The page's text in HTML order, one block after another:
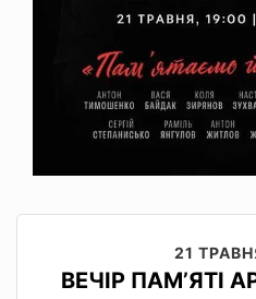
21
ВЕЧІР ПАМʼЯТІ